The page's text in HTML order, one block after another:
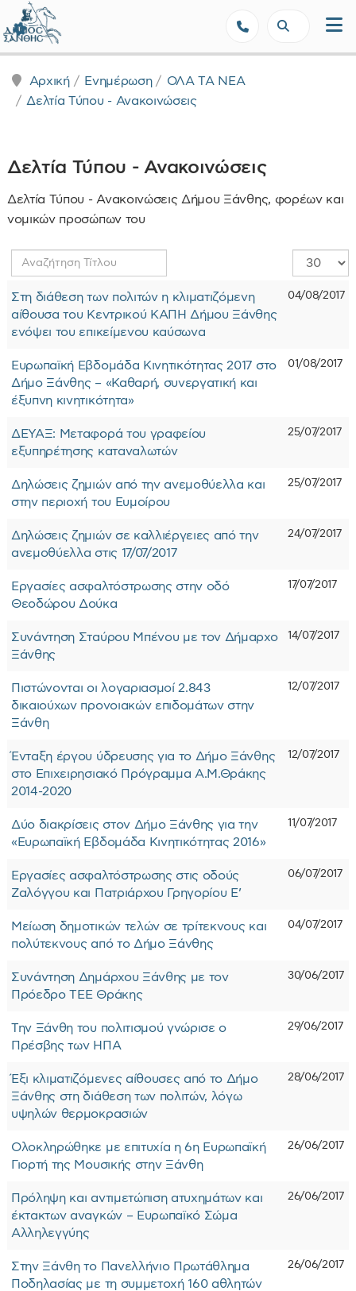
Αρχική Ενημέρωση
ΟΛΑ ΤΑ ΝΕΑ
Δελτία Τύπου - Ανακοινώσεις
Δελτία Τύπου - Ανακοινώσεις
Δελτία Τύπου - Ανακοινώσεις Δήμου Ξάνθης, φορέων και
νομικών προσώπων του
Αναζήτηση
Τίτλου
Εμφάνιση
#
Στη διάθεση των πολιτών η κλιματιζόμενη
αίθουσα του Κεντρικού ΚΑΠΗ Δήμου Ξάνθης
ενόψει του επικείμενου καύσωνα
04/08/2017
Ευρωπαϊκή Εβδομάδα Κινητικότητας 2017 στο
Δήμο Ξάνθης – «Καθαρή, συνεργατική και
έξυπνη κινητικότητα»
01/08/2017
ΔΕΥΑΞ: Μεταφορά του γραφείου
εξυπηρέτησης καταναλωτών
25/07/2017
Δηλώσεις ζημιών από την ανεμοθύελλα και
στην περιοχή του Ευμοίρου
25/07/2017
Δηλώσεις ζημιών σε καλλιέργειες από την
ανεμοθύελλα στις 17/07/2017
24/07/2017
Εργασίες ασφαλτόστρωσης στην οδό
Θεοδώρου Δούκα
17/07/2017
Συνάντηση Σταύρου Μπένου με τον Δήμαρχο
Ξάνθης
14/07/2017
Πιστώνονται οι λογαριασμοί 2.843
δικαιούχων προνοιακών επιδομάτων στην
Ξάνθη
12/07/2017
Ένταξη έργου ύδρευσης για το Δήμο Ξάνθης
στο Επιχειρησιακό Πρόγραμμα Α.Μ.Θράκης
2014-2020
12/07/2017
Δύο διακρίσεις στον Δήμο Ξάνθης για την
«Ευρωπαϊκή Εβδομάδα Κινητικότητας 2016»
11/07/2017
Εργασίες ασφαλτόστρωσης στις οδούς
Ζαλόγγου και Πατριάρχου Γρηγορίου Ε’
06/07/2017
Μείωση δημοτικών τελών σε τρίτεκνους και
πολύτεκνους από το Δήμο Ξάνθης
04/07/2017
Συνάντηση Δημάρχου Ξάνθης με τον
Πρόεδρο ΤΕΕ Θράκης
30/06/2017
Την Ξάνθη του πολιτισμού γνώρισε ο
Πρέσβης των ΗΠΑ
29/06/2017
Έξι κλιματιζόμενες αίθουσες από το Δήμο
Ξάνθης στη διάθεση των πολιτών, λόγω
υψηλών θερμοκρασιών
28/06/2017
Ολοκληρώθηκε με επιτυχία η 6η Ευρωπαϊκή
Γιορτή της Μουσικής στην Ξάνθη
26/06/2017
Πρόληψη και αντιμετώπιση ατυχημάτων και
έκτακτων αναγκών – Ευρωπαϊκό Σώμα
Αλληλεγγύης
26/06/2017
Στην Ξάνθη το Πανελλήνιο Πρωτάθλημα
Ποδηλασίας με τη συμμετοχή 160 αθλητών
26/06/2017